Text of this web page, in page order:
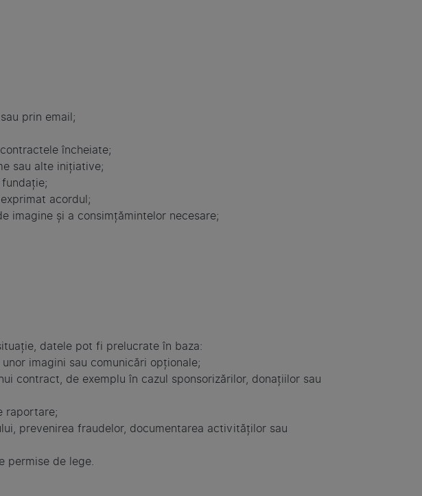
prin email;
încheiate;
sau alte inițiative;
acordul;
imagine și a consimțămintelor necesare;
datele pot fi prelucrate în baza:
imagini sau comunicări opționale;
contract, de exemplu în cazul sponsorizărilor, donațiilor sau
raportare;
prevenirea fraudelor, documentarea activităților sau
permise de lege.